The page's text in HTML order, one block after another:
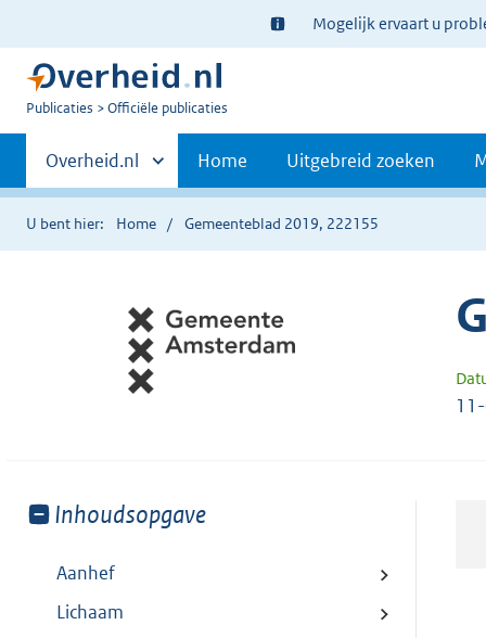
Ter
informatie:
Mogelijk ervaart u
U
Publicaties Officiële publicaties
Primaire
navigatie
Andere
sites
binnen
Overheid.nl Home Uitgebreid zoeken
U bent hier: Home Gemeenteblad 2019, 222155
Toon
van:
Inhoudsopgave
Aanhef
Lichaam